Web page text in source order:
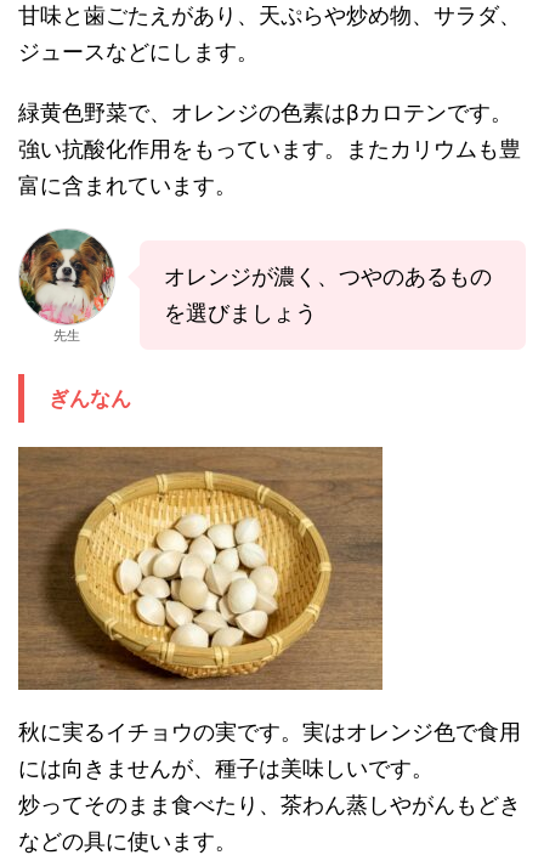
甘味と歯ごたえがあり、天ぷらや炒め物、サラダ、
ジュースなどにします。
緑黄色野菜で、オレンジの色素はβカロテンです。
強い抗酸化作用をもっています。またカリウムも豊
富に含まれています。
先生
オレンジが濃く、つやのあるもの
を選びましょう
ぎんなん
秋に実るイチョウの実です。実はオレンジ色で食用
には向きませんが、種子は美味しいです。
炒ってそのまま食べたり、茶わん蒸しやがんもどき
などの具に使います。